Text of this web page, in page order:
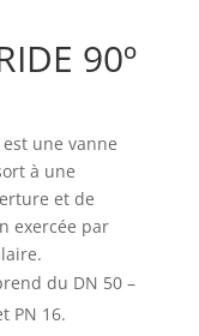
90º
est une vanne
à une
et de
exercée par
du DN 50 –
PN 16.